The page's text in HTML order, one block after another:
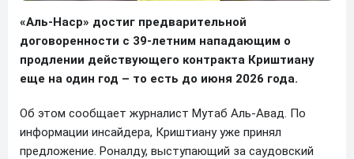
«Аль-Наср» достиг предварительной
договоренности с 39-летним нападающим о
продлении действующего контракта Криштиану
еще на один год – то есть до июня 2026 года.
Об этом сообщает журналист Мутаб Аль-Авад. По
информации инсайдера, Криштиану уже принял
предложение. Роналду, выступающий за саудовский